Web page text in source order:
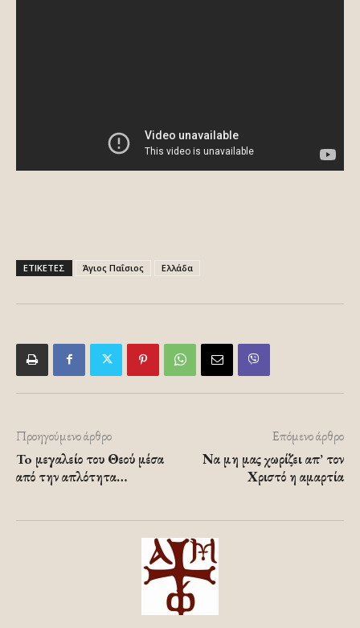
ΕΤΙΚΕΤΕΣ Άγιος Παΐσιος Ελλάδα
Προηγούμενο άρθρο
To μεγαλείο του Θεού μέσα
από την απλότητα…
Επόμενο άρθρο
Να μη μας χωρίζει απ’ τον
Χριστό η αμαρτία